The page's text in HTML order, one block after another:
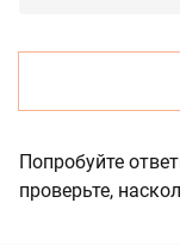
Попробуйте
проверьте,